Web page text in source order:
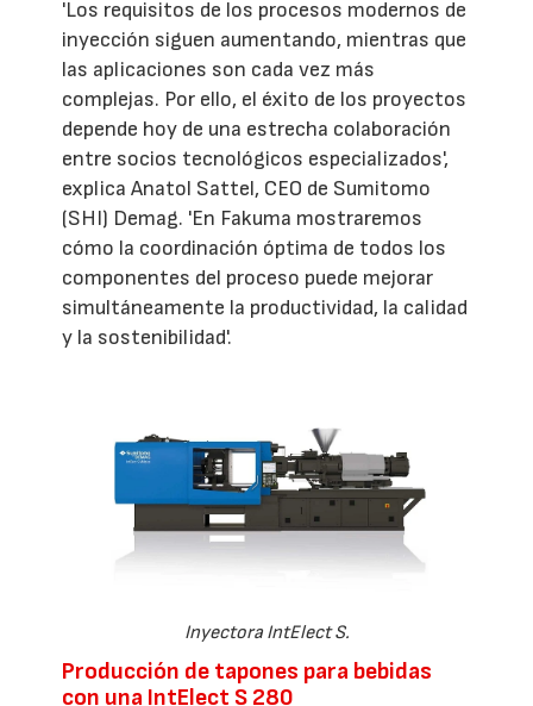
'Los requisitos de los procesos modernos de
inyección siguen aumentando, mientras que
las aplicaciones son cada vez más
complejas. Por ello, el éxito de los proyectos
depende hoy de una estrecha colaboración
entre socios tecnológicos especializados',
explica Anatol Sattel, CEO de Sumitomo
(SHI) Demag. 'En Fakuma mostraremos
cómo la coordinación óptima de todos los
componentes del proceso puede mejorar
simultáneamente la productividad, la calidad
y la sostenibilidad'.
Inyectora IntElect S.
Producción de tapones para bebidas
con una IntElect S 280